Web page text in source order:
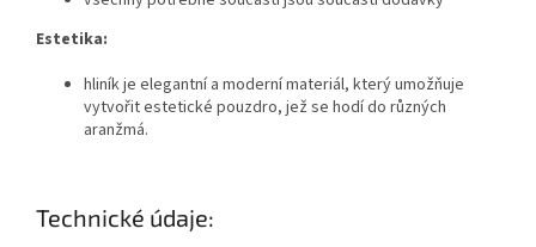
Estetika:
hliník je elegantní a moderní materiál, který umožňuje
vytvořit estetické pouzdro, jež se hodí do různých
aranžmá.
Technické údaje: